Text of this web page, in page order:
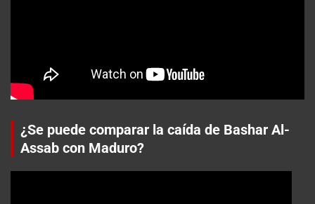
¿Se puede comparar la caída de Bashar Al-
Assab con Maduro?